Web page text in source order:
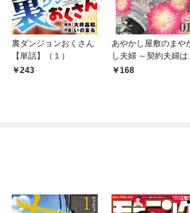
裏ダンジョンおくさん
【単話】（１）
243
あやかし屋敷のまや
し夫婦 ～契約夫婦は
倉で妖怪の集う家を守
168